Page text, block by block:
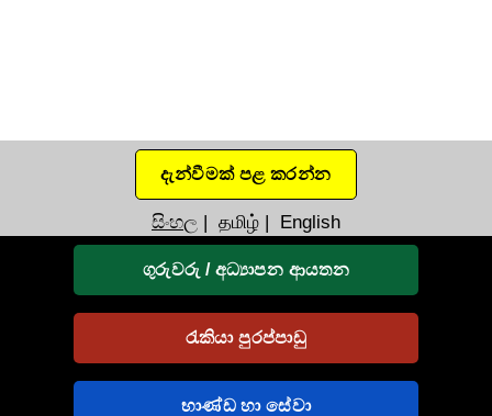
දැන්වීමක් පළ කරන්න
සිංහල | தமிழ் | English
ගුරුවරු / අධ්‍යාපන ආයතන
රැකියා පුරප්පාඩු
භාණ්ඩ හා සේවා